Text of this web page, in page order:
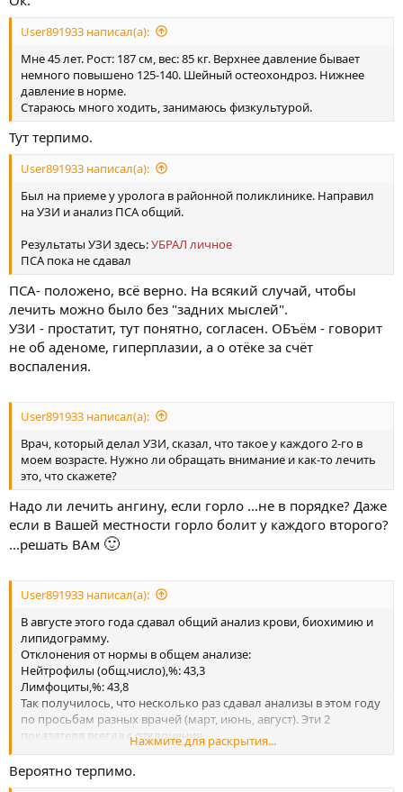
User891933 написал(а):
Мне 45 лет. Рост: 187 см, вес: 85 кг. Верхнее давление бывает
немного повышено 125-140. Шейный остеохондроз. Нижнее
давление в норме.
Стараюсь много ходить, занимаюсь физкультурой.
Тут терпимо.
User891933 написал(а):
Был на приеме у уролога в районной поликлинике. Направил
на УЗИ и анализ ПСА общий.
Результаты УЗИ здесь:УБРАЛ личное
ПСА пока не сдавал
ПСА- положено, всё верно. На всякий случай, чтобы
лечить можно было без "задних мыслей".
УЗИ - простатит, тут понятно, согласен. ОБъём - говорит
не об аденоме, гиперплазии, а о отёке за счёт
воспаления.
User891933 написал(а):
Врач, который делал УЗИ, сказал, что такое у каждого 2-го в
моем возрасте. Нужно ли обращать внимание и как-то лечить
это, что скажете?
Надо ли лечить ангину, если горло ...не в порядке? Даже
если в Вашей местности горло болит у каждого второго?
...решать ВАм 🙂
User891933 написал(а):
В августе этого года сдавал общий анализ крови, биохимию и
липидограмму.
Отклонения от нормы в общем анализе:
Нейтрофилы (общ.число),%: 43,3
Лимфоциты,%: 43,8
Так получилось, что несколько раз сдавал анализы в этом году
по просьбам разных врачей (март, июнь, август). Эти 2
показателя всегда с отклонения.
Базофилы,%: 1,5. Этот показатель только в августе отклонился.
До этого был в норме.
Нажмите для раскрытия...
Вероятно терпимо.